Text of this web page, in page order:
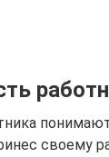
своему